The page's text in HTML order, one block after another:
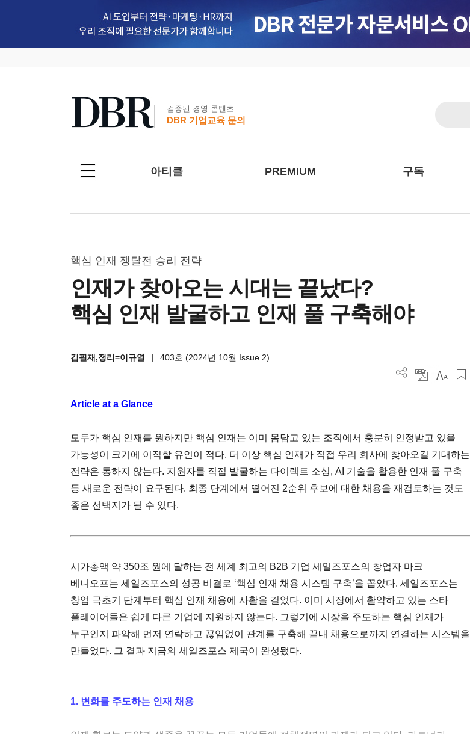
검증된 경영 콘텐츠
DBR 기업교육 문의
아티클 PREMIUM 구독
핵심 인재 쟁탈전 승리 전략
인재가 찾아오는 시대는 끝났다?
핵심 인재 발굴하고 인재 풀 구축해야
김필재,정리=이규열 | 403호 (2024년 10월 Issue 2)
Article at a Glance
모두가 핵심 인재를 원하지만 핵심 인재는 이미 몸담고 있는 조직에서 충분히 인정받고 있을
가능성이 크기에 이직할 유인이 적다. 더 이상 핵심 인재가 직접 우리 회사에 찾아오길 기대하는
전략은 통하지 않는다. 지원자를 직접 발굴하는 다이렉트 소싱, AI 기술을 활용한 인재 풀 구축
등 새로운 전략이 요구된다. 최종 단계에서 떨어진 2순위 후보에 대한 채용을 재검토하는 것도
좋은 선택지가 될 수 있다.
시가총액 약 350조 원에 달하는 전 세계 최고의 B2B 기업 세일즈포스의 창업자 마크
베니오프는 세일즈포스의 성공 비결로 ‘핵심 인재 채용 시스템 구축’을 꼽았다. 세일즈포스는
창업 극초기 단계부터 핵심 인재 채용에 사활을 걸었다. 이미 시장에서 활약하고 있는 스타
플레이어들은 쉽게 다른 기업에 지원하지 않는다. 그렇기에 시장을 주도하는 핵심 인재가
누구인지 파악해 먼저 연락하고 끊임없이 관계를 구축해 끝내 채용으로까지 연결하는 시스템을
만들었다. 그 결과 지금의 세일즈포스 제국이 완성됐다.
1. 변화를 주도하는 인재 채용